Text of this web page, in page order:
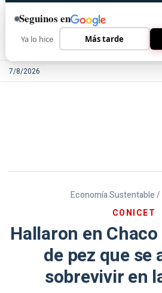
7/8/2026
Economía Sustentable /
CONICET
Hallaron en
de pez que se
sobrevivir en
Seguinos en
Ya lo hice Más tarde